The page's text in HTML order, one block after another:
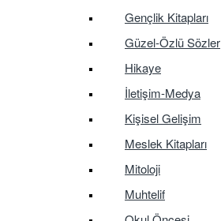
Gençlik Kitapları
Güzel-Özlü Sözler
Hikaye
İletişim-Medya
Kişisel Gelişim
Meslek Kitapları
Mitoloji
Muhtelif